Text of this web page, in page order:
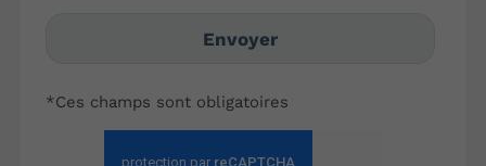
Envoyer
*Ces champs sont obligatoires